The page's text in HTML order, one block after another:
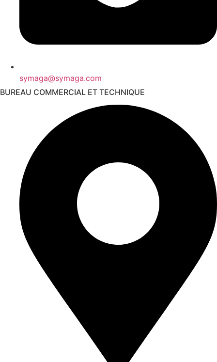
symaga@symaga.com
BUREAU COMMERCIAL ET TECHNIQUE